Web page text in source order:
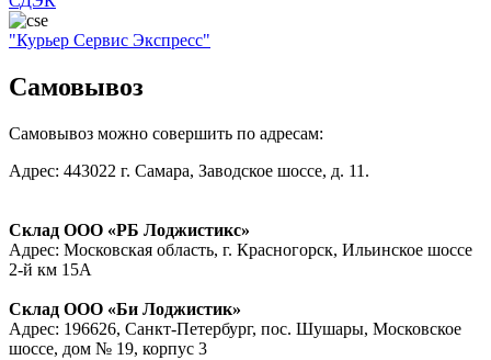
"Курьер Сервис Экспресс"
Самовывоз
Самовывоз можно совершить по адресам:
Адрес: 443022 г. Самара, Заводское шоссе, д. 11.
Склад ООО «РБ Лоджистикс»
Адрес: Московская область, г. Красногорск, Ильинское шоссе
2-й км 15А
Склад ООО «Би Лоджистик»
Адрес: 196626, Санкт-Петербург, пос. Шушары, Московское
шоссе, дом № 19, корпус 3